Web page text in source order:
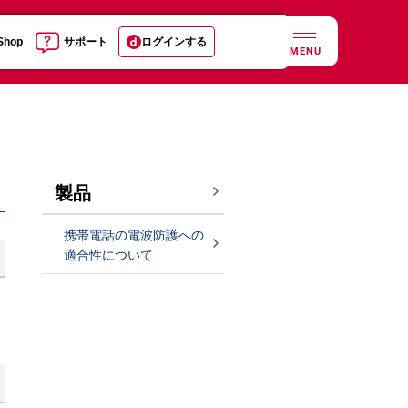
サポート ログインする
MENU
製品
携帯電話の電波防護への
適合性について